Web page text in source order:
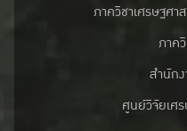
ภาควิชาเศรษฐศ
ภาค
สำนัก
ศูนย์วิจัยเศ